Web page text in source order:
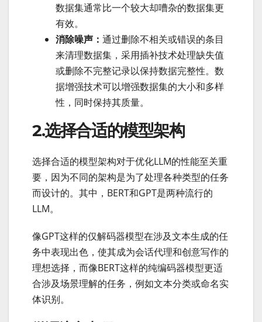
数据集通常比一个较大却嘈杂的数据集更
有效。
消除噪声： 通过删除不相关或错误的条目
来清理数据集，采用插补技术处理缺失值
或删除不完整记录以保持数据完整性。数
据增强技术可以增强数据集的大小和多样
性，同时保持其质量。
2.选择合适的模型架构
选择合适的模型架构对于优化LLM的性能至关重
要，因为不同的架构是为了处理各种类型的任务
而设计的。其中，BERT和GPT是两种流行的
LLM。
像GPT这样的仅解码器模型在涉及文本生成的任
务中表现出色，使其成为会话代理和创意写作的
理想选择，而像BERT这样的纯编码器模型更适
合涉及场景理解的任务，例如文本分类或命名实
体识别。